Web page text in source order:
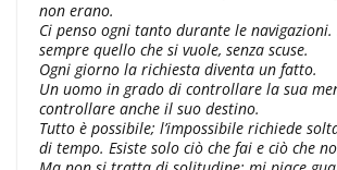
non erano.
Ci penso ogni tanto durante le
sempre quello che si vuole, senza scuse.
Ogni giorno la richiesta diventa un fatto.
Un uomo in grado di controllare la sua
controllare anche il suo destino.
Tutto è possibile; l’impossibile richiede
di tempo. Esiste solo ciò che fai e ciò che